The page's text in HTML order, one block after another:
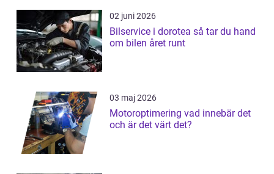
02 juni 2026
Bilservice i dorotea så tar du hand
om bilen året runt
03 maj 2026
Motoroptimering vad innebär det
och är det värt det?